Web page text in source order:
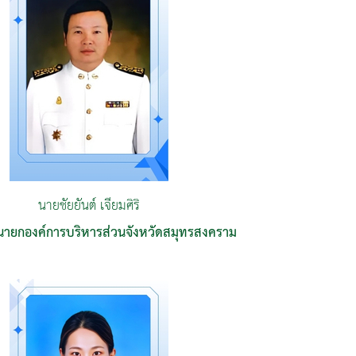
นายชัยยันต์ เจียมศิริ
ายกองค์การบริหารส่วนจังหวัดสมุทรสงคราม